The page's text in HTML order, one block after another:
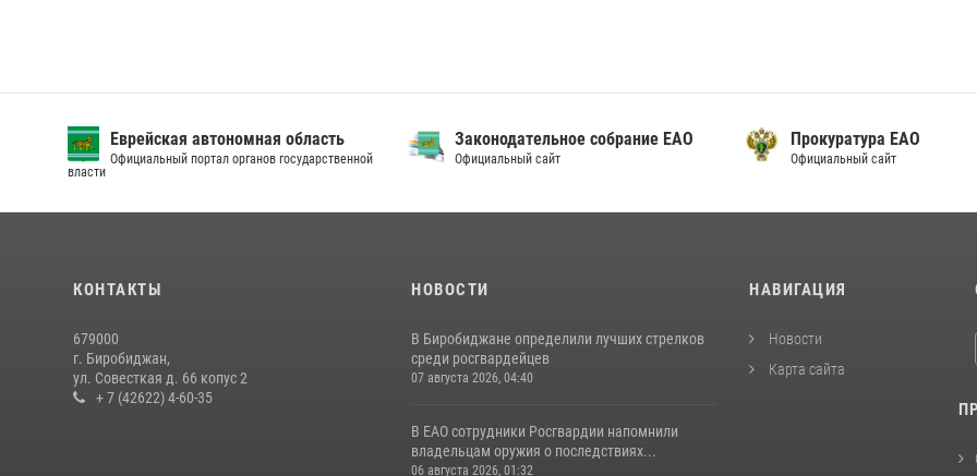
Еврейская автономная область
Официальный портал органов государственной
власти
Законодательное собрание ЕАО
Официальный сайт
Прокуратура ЕАО
Официальный сайт
КОНТАКТЫ
679000
г. Биробиджан,
ул. Совесткая д. 66 копус 2
+ 7 (42622) 4-60-35
НОВОСТИ
В Биробиджане определили лучших стрелков
среди росгвардейцев
07 августа 2026, 04:40
В ЕАО сотрудники Росгвардии напомнили
владельцам оружия о последствиях...
06 августа 2026, 01:32
НАВИГАЦИЯ
Новости
Карта сайта